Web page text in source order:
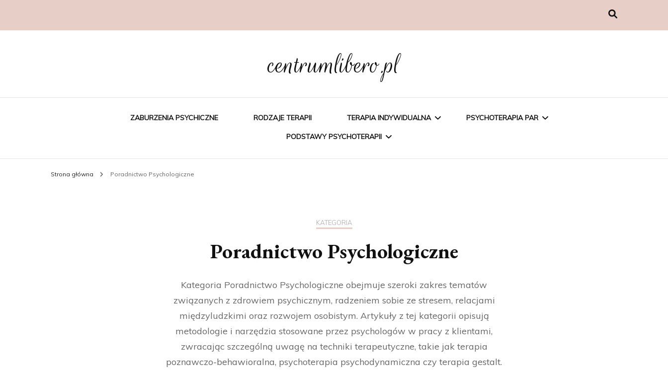
centrumlibero.pl
ZABURZENIA PSYCHICZNE RODZAJE TERAPII TERAPIA INDYWIDUALNA PSYCHOTERAPIA PAR
PODSTAWY PSYCHOTERAPII
Strona główna Poradnictwo Psychologiczne
KATEGORIA
Poradnictwo Psychologiczne
Kategoria Poradnictwo Psychologiczne obejmuje szeroki zakres tematów
związanych z zdrowiem psychicznym, radzeniem sobie ze stresem, relacjami
międzyludzkimi oraz rozwojem osobistym. Artykuły z tej kategorii opisują
metodologie i narzędzia stosowane przez psychologów w pracy z klientami,
zwracając szczególną uwagę na techniki terapeutyczne, takie jak terapia
poznawczo-behawioralna, psychoterapia psychodynamiczna czy terapia gestalt.